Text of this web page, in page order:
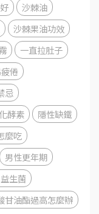
沙棘油
沙棘果油功效
一直拉肚子
倦
忌
酵素
隱性缺鐵
麼吃
男性更年期
生菌
甘油酯過高怎麼辦